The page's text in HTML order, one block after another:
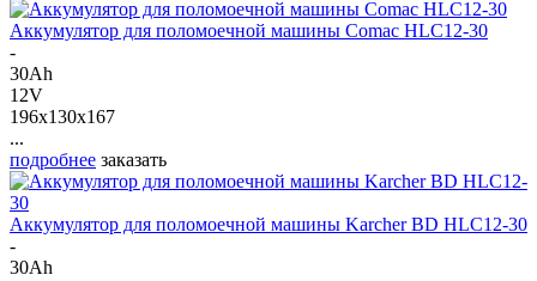
Аккумулятор для поломоечной машины Comac HLC12-30
-
30Ah
12V
196x130x167
...
подробнее заказать
Аккумулятор для поломоечной машины Karcher BD HLC12-30
-
30Ah